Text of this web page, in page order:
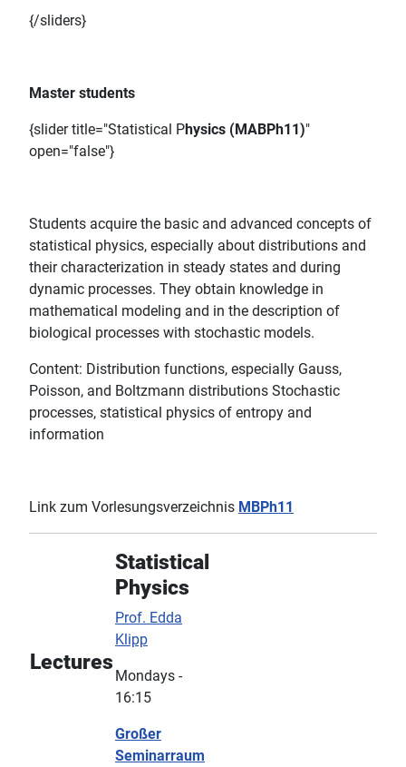
{/sliders}
Master students
{slider title="Statistical Physics (MABPh11)"
open="false"}
Students acquire the basic and advanced concepts of
statistical physics, especially about distributions and
their characterization in steady states and during
dynamic processes. They obtain knowledge in
mathematical modeling and in the description of
biological processes with stochastic models.
Content: Distribution functions, especially Gauss,
Poisson, and Boltzmann distributions Stochastic
processes, statistical physics of entropy and
information
Link zum Vorlesungsverzeichnis MBPh11
Lectures
Statistical
Physics
Prof. Edda
Klipp
Mondays -
16:15
Großer
Seminarraum